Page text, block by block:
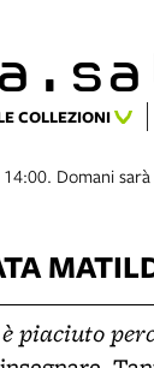
COLLEZIONI
Domani sarà
piaciuto